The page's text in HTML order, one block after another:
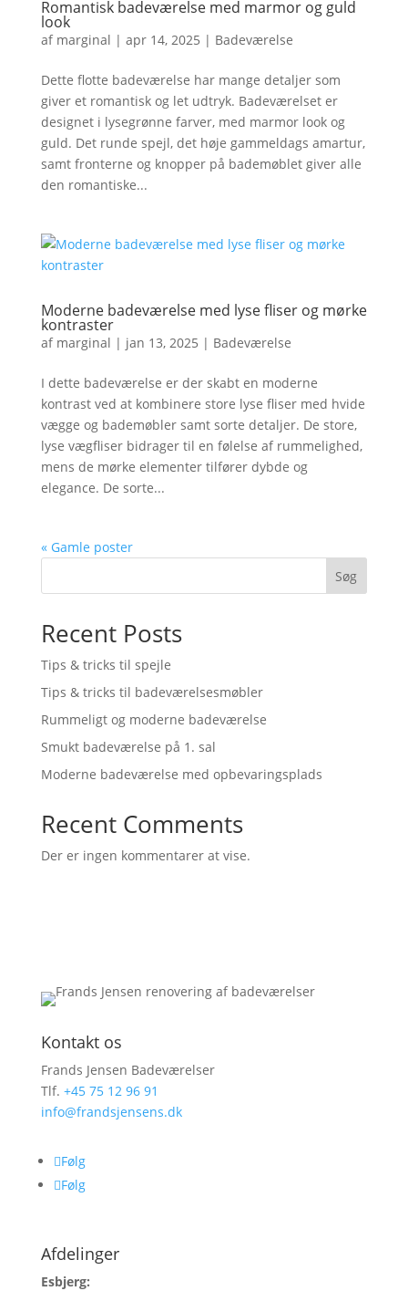
Romantisk badeværelse med marmor og guld
look
af marginal | apr 14, 2025 | Badeværelse
Dette flotte badeværelse har mange detaljer som
giver et romantisk og let udtryk. Badeværelset er
designet i lysegrønne farver, med marmor look og
guld. Det runde spejl, det høje gammeldags amartur,
samt fronterne og knopper på bademøblet giver alle
den romantiske...
Moderne badeværelse med lyse fliser og mørke
kontraster
af marginal | jan 13, 2025 | Badeværelse
I dette badeværelse er der skabt en moderne
kontrast ved at kombinere store lyse fliser med hvide
vægge og bademøbler samt sorte detaljer. De store,
lyse vægfliser bidrager til en følelse af rummelighed,
mens de mørke elementer tilfører dybde og
elegance. De sorte...
« Gamle poster
Søg
Recent Posts
Tips & tricks til spejle
Tips & tricks til badeværelsesmøbler
Rummeligt og moderne badeværelse
Smukt badeværelse på 1. sal
Moderne badeværelse med opbevaringsplads
Recent Comments
Der er ingen kommentarer at vise.
Kontakt os
Frands Jensen Badeværelser
Tlf. +45 75 12 96 91
info@frandsjensens.dk
Følg
Følg
Afdelinger
Esbjerg: